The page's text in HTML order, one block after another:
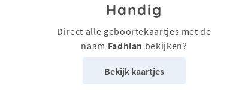
Handig
Direct alle geboortekaartjes met de
naam Fadhlan bekijken?
Bekijk kaartjes